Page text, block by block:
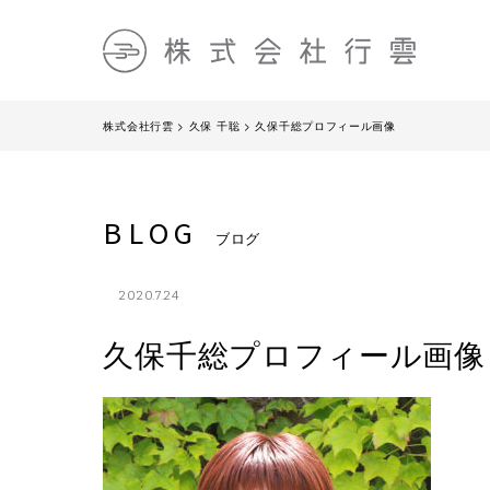
株式会社行雲 > 久保 千聡 >久保千総プロフィール画像
BLOG ブログ
2020.7.24
久保千総プロフィール画像